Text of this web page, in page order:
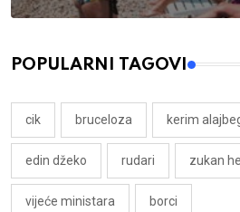
POPULARNI TAGOVI
cik bruceloza kerim
edin džeko rudari zukan
vijeće ministara borci